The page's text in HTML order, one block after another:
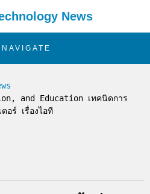
News
NAVIGATE
อร์ เรื่องไอที